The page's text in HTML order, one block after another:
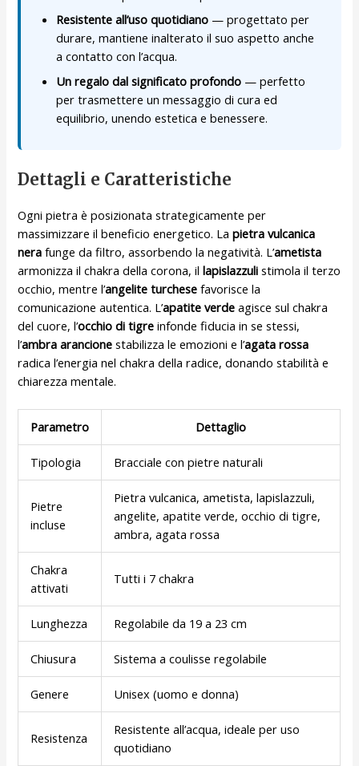
Resistente all’uso quotidiano — progettato per
durare, mantiene inalterato il suo aspetto anche
a contatto con l’acqua.
Un regalo dal significato profondo — perfetto
per trasmettere un messaggio di cura ed
equilibrio, unendo estetica e benessere.
Dettagli e Caratteristiche
Ogni pietra è posizionata strategicamente per
massimizzare il beneficio energetico. Lapietra vulcanica
nera funge da filtro, assorbendo la negatività. L’ametista
armonizza il chakra della corona, illapislazzuli stimola il terzo
occhio, mentre l’angelite turchese favorisce la
comunicazione autentica. L’apatite verde agisce sul chakra
del cuore, l’occhio di tigre infonde fiducia in se stessi,
l’ambra arancione stabilizza le emozioni e l’agata rossa
radica l’energia nel chakra della radice, donando stabilità e
chiarezza mentale.
Parametro Dettaglio
Tipologia Bracciale con pietre naturali
Pietre
incluse
Pietra vulcanica, ametista, lapislazzuli,
angelite, apatite verde, occhio di tigre,
ambra, agata rossa
Chakra
attivati
Tutti i 7 chakra
Lunghezza Regolabile da 19 a 23 cm
Chiusura Sistema a coulisse regolabile
Genere Unisex (uomo e donna)
Resistenza
Resistente all’acqua, ideale per uso
quotidiano